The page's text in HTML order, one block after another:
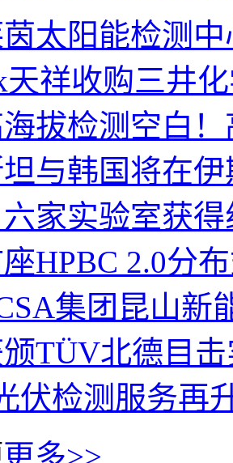
太阳能检测
天祥收购三井
拔检测空白
与韩国将在
家实验室获
HPBC 2.0分
集团昆山新
TÜV北德目
伏检测服务再
更多>>